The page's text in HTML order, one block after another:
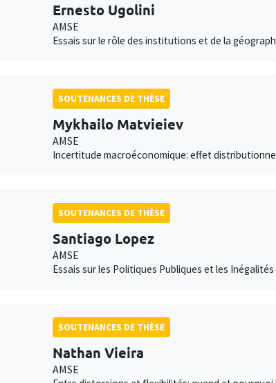
Ernesto Ugolini
AMSE
Essais sur le rôle des institutions et de la
SOUTENANCES DE THÈSE
Mykhailo Matvieiev
AMSE
Incertitude macroéconomique: effet
SOUTENANCES DE THÈSE
Santiago Lopez
AMSE
Essais sur les Politiques Publiques et les Inégalités
SOUTENANCES DE THÈSE
Nathan Vieira
AMSE